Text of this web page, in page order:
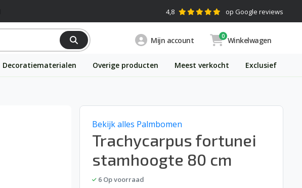
4,8 op Google reviews
Mijn account Winkelwagen
0
Decoratiematerialen Overige producten Meest verkocht Exclusief
Bekijk alles Palmbomen
Trachycarpus fortunei
stamhoogte 80 cm
6Op voorraad